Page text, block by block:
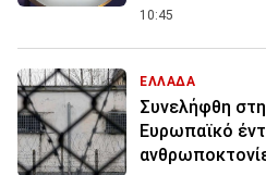
10:45
ΕΛΛΑΔΑ
Συνελήφθη
Ευρωπαϊκό